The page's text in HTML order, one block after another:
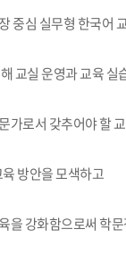
중심 실무형 한국어
교실 운영과 교육 실
가로서 갖추어야 할
방안을 모색하고
을 강화함으로써 학